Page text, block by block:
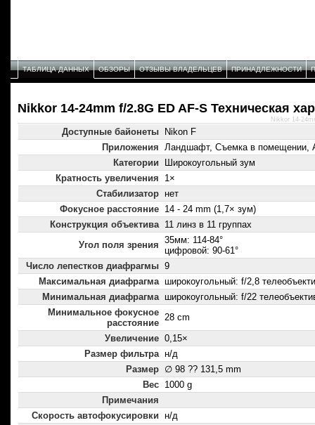
ТАБЛИЦА ДАННЫХ ОБЗОРЫ ОТЗЫВЫ ВЛАДЕЛЬЦЕВ ПРИНАДЛЕЖНОСТИ
Nikkor 14-24mm f/2.8G ED AF-S Техническая
Доступные байонеты
Nikon F
Приложения Ландшафт, Съемка в помещении,
Категории
Широкоугольный зум
Кратность увеличения
1×
Стабилизатор нет
Фокусное расстояние 14 - 24 mm (1,7× зум)
Конструкция объектива 11 линз в 11 группах
Угол поля зрения 35мм: 114-84°
цифровой: 90-61°
Число лепестков диафрагмы 9
Максимальная диафрагма широкоугольный: f/2,8
Минимальная диафрагма широкоугольный: f/22
Минимальное фокусное
расстояние
28 cm
Увеличение 0,15×
Размер фильтра н/д
Размер ∅ 98 ?? 131,5 mm
Вес 1000 g
Примечания
Скорость автофокусировки н/д
Nikkor 14-